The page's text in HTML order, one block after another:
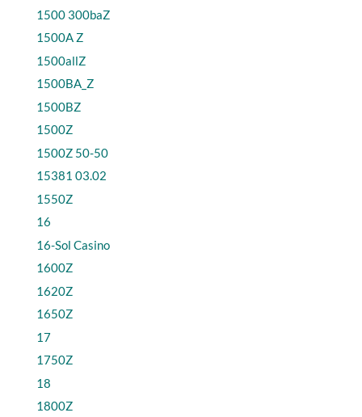
1500 300baZ
1500A Z
1500allZ
1500BA_Z
1500BZ
1500Z
1500Z 50-50
15381 03.02
1550Z
16
16-Sol Casino
1600Z
1620Z
1650Z
17
1750Z
18
1800Z